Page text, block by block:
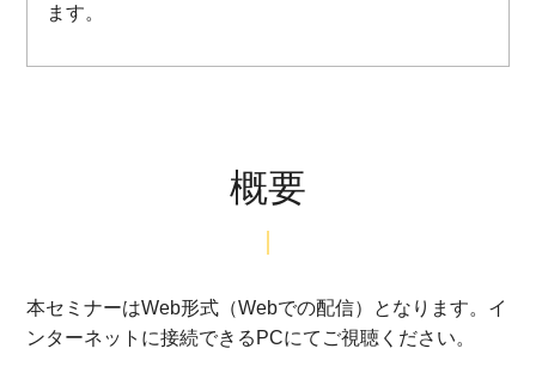
ます。
概要
本セミナーはWeb形式（Webでの配信）となります。イ
ンターネットに接続できるPCにてご視聴ください。